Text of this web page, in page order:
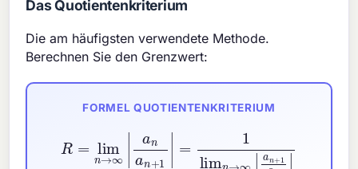
Das Quotientenkriterium
Die am häufigsten verwendete Methode.
Berechnen Sie den Grenzwert:
FORMEL QUOTIENTENKRITERIUM
| na + →